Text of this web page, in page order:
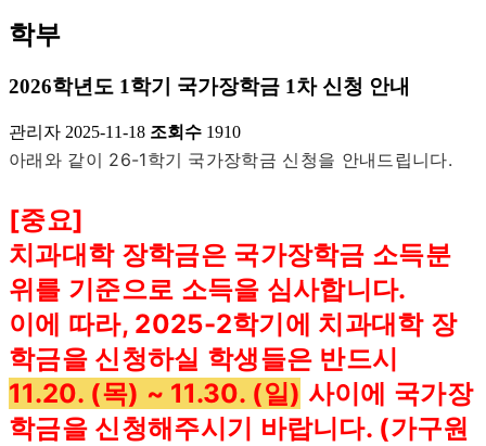
학부
2026학년도 1학기 국가장학금 1차 신청 안내
관리자 2025-11-18 조회수 1910
아래와 같이 26-1학기 국가장학금 신청을 안내드립니다.
[중요]
치과대학 장학금은 국가장학금 소득분
위를 기준으로 소득을 심사합니다.
이에 따라, 2025-2학기에 치과대학 장
학금을 신청하실 학생들은 반드시
11.20. (목) ~ 11.30. (일) 사이에 국가장
학금을 신청해주시기 바랍니다. (가구원